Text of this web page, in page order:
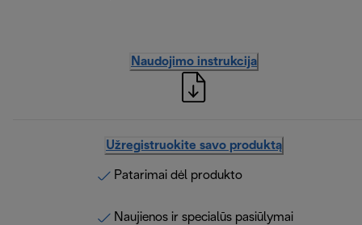
Naudojimo instrukcija
Užregistruokite savo produktą
Patarimai dėl produkto
Naujienos ir specialūs pasiūlymai